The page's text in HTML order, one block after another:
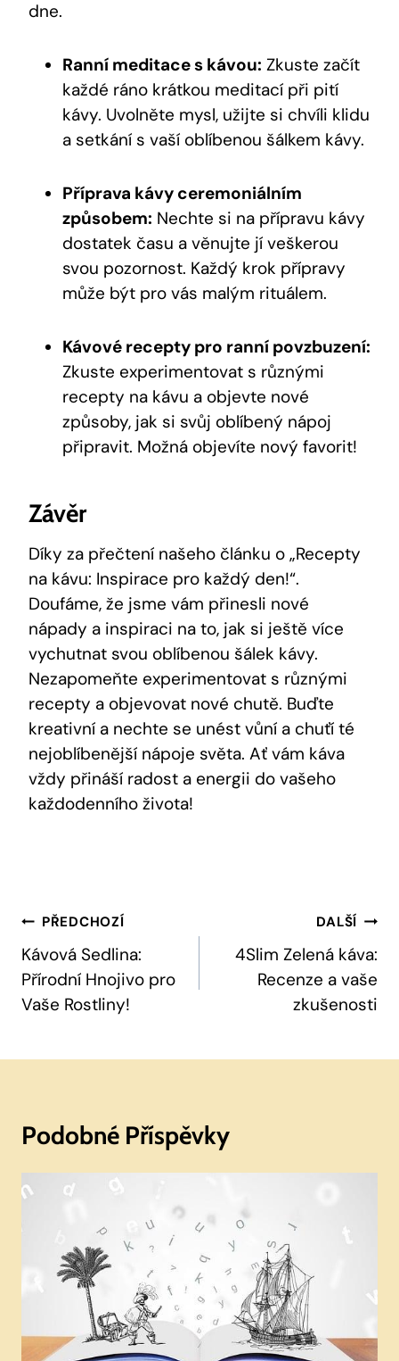
dne.
Ranní meditace s kávou: Zkuste začít
každé ráno krátkou meditací při pití
kávy. Uvolněte mysl, užijte si chvíli klidu
a setkání s vaší oblíbenou šálkem kávy.
Příprava kávy ceremoniálním
způsobem: Nechte si na přípravu kávy
dostatek času a věnujte jí veškerou
svou pozornost. Každý krok přípravy
může být pro vás malým rituálem.
Kávové recepty pro ranní povzbuzení:
Zkuste experimentovat s různými
recepty na kávu a objevte nové
způsoby, jak si svůj oblíbený nápoj
připravit. Možná objevíte nový favorit!
Závěr
Díky za přečtení našeho článku o „Recepty
na kávu: Inspirace pro každý den!“.
Doufáme, že jsme vám přinesli nové
nápady a inspiraci na to, jak si ještě více
vychutnat svou oblíbenou šálek kávy.
Nezapomeňte experimentovat s různými
recepty a objevovat nové chutě. Buďte
kreativní a nechte se unést vůní a chuťí té
nejoblíbenější nápoje světa. Ať vám káva
vždy přináší radost a energii do vašeho
každodenního života!
Navigace
Pro
Příspěvek
PŘEDCHOZÍ
Kávová Sedlina:
Přírodní Hnojivo pro
Vaše Rostliny!
DALŠÍ
4Slim Zelená káva:
Recenze a vaše
zkušenosti
Podobné Příspěvky